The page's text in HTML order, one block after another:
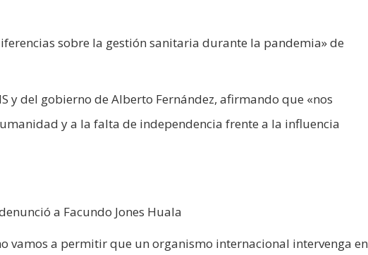
sobre la gestión sanitaria durante la pandemia» de
y del gobierno de Alberto Fernández, afirmando que «nos
y a la falta de independencia frente a la influencia
a Facundo Jones Huala
vamos a permitir que un organismo internacional intervenga en